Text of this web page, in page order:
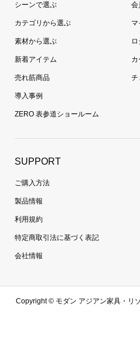
シーンで選ぶ
カテゴリから選ぶ
素材から選ぶ
新着アイテム
売れ筋商品
導入事例
ZERO 表参道ショールーム
会
マ
カ
チ
SUPPORT
ご購入方法
製品情報
利用規約
特定商取引法に基づく表記
会社情報
Copyright ©モダン アジアン家具・リ